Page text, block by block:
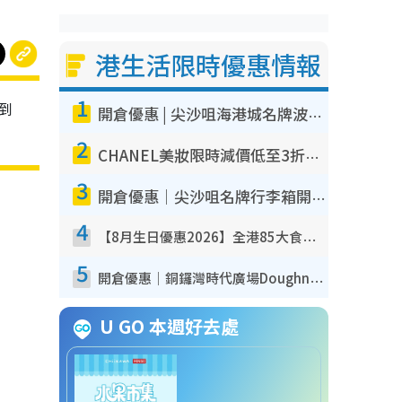
港生活限時優惠情報
1 開倉優惠 | 尖沙咀海港城名牌波鞋開倉低至1折！On鞋$899起／Joy&Peace鞋履$98起
2 CHANEL美妝限時減價低至3折！人氣粉底/唇膏/精華液低至$275！COCO香水都有平
3 開倉優惠｜尖沙咀名牌行李箱開倉低至4折！一連5日 American Tourister/ace./Hallmark $200起！
4 【8月生日優惠2026】全港85大食買玩著數攻略 自助餐/火鍋放題同行免費＋誠品/DONKI送現金券
5 開倉優惠｜銅鑼灣時代廣場Doughnut/Campo Marzio開倉低至1折！背囊、書包、手袋劈價$200起
U GO 本週好去處